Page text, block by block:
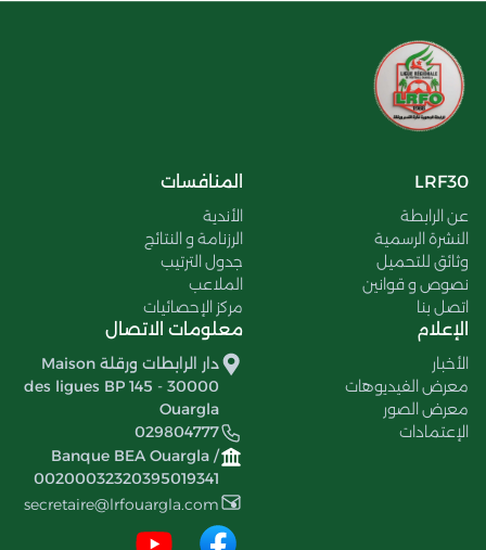
LRF30
عن الرابطة
النشرة الرسمية
وثائق للتحميل
نصوص و قوانين
اتصل بنا
المنافسات
الأندية
الرزنامة و النتائج
جدول الترتيب
الملاعب
مركز الإحصائيات
الإعلام
الأخبار
معرض الفيديوهات
معرض الصور
الإعتمادات
معلومات الاتصال
دار الرابطات ورقلة Maison
des ligues BP 145 - 30000
Ouargla
029804777
Banque BEA Ouargla /
00200032320395019341
secretaire@lrfouargla.com